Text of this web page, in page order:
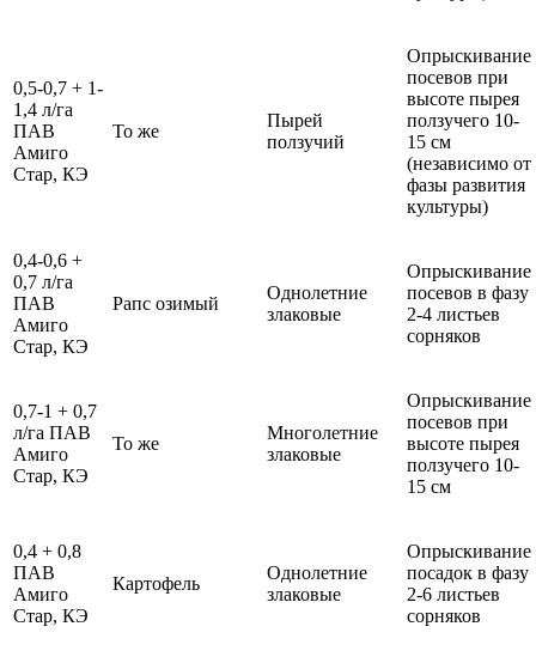
0,5-0,7 + 1-
1,4 л/га
ПАВ
Амиго
Стар, КЭ
То же
Пырей
ползучий
Опрыскивание
посевов при
высоте пырея
ползучего 10-
15 см
(независимо от
фазы развития
культуры)
0,4-0,6 +
0,7 л/га
ПАВ
Амиго
Стар, КЭ
Рапс озимый
Однолетние
злаковые
Опрыскивание
посевов в фазу
2-4 листьев
сорняков
0,7-1 + 0,7
л/га ПАВ
Амиго
Стар, КЭ
То же
Многолетние
злаковые
Опрыскивание
посевов при
высоте пырея
ползучего 10-
15 см
0,4 + 0,8
ПАВ
Амиго
Стар, КЭ
Картофель
Однолетние
злаковые
Опрыскивание
посадок в фазу
2-6 листьев
сорняков